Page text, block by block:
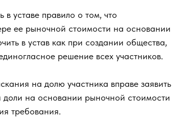
уставе правило о том, что
ее рыночной стоимости на основании
в устав как при создании общества,
решение всех участников.
на долю участника вправе заявить
доли на основании рыночной стоимости
требования.